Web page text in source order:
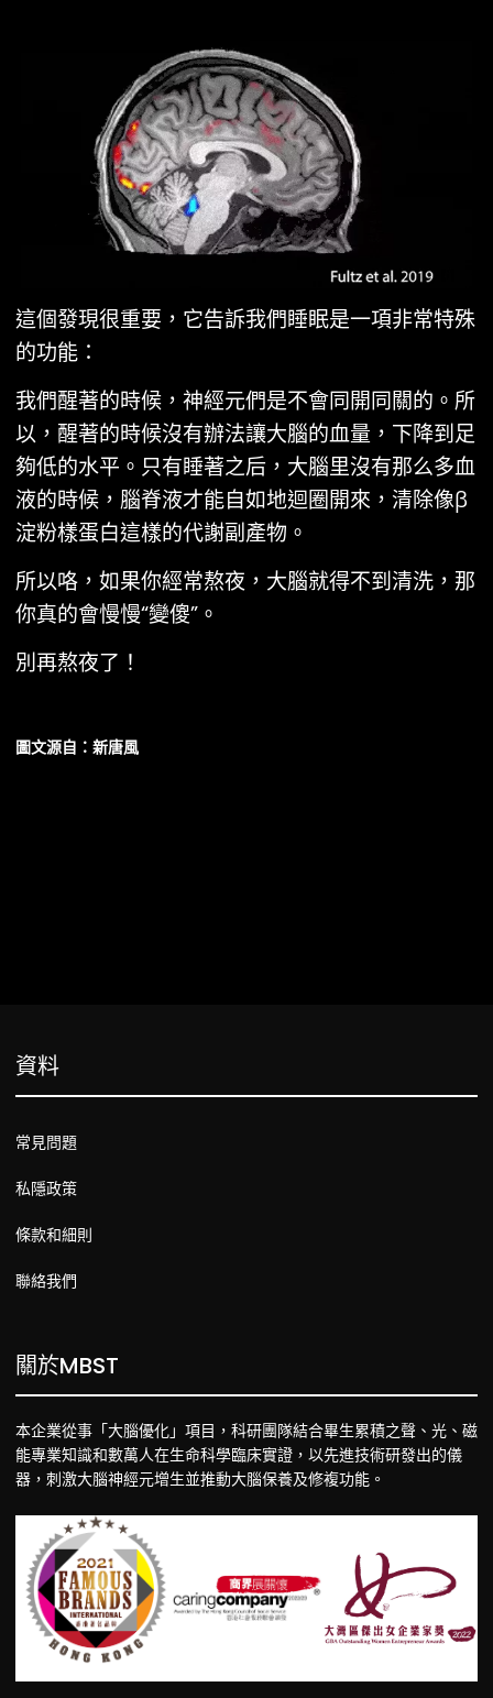
這個發現很重要，它告訴我們睡眠是一項非常特殊
的功能：
我們醒著的時候，神經元們是不會同開同關的。所
以，醒著的時候沒有辦法讓大腦的血量，下降到足
夠低的水平。只有睡著之后，大腦里沒有那么多血
液的時候，腦脊液才能自如地迴圈開來，清除像β
淀粉樣蛋白這樣的代謝副產物。
所以咯，如果你經常熬夜，大腦就得不到清洗，那
你真的會慢慢“變傻”。
別再熬夜了！
圖文源自：新唐風
資料
常見問題
私隱政策
條款和細則
聯絡我們
關於MBST
本企業從事「大腦優化」項目，科研團隊結合畢生累積之聲、光、磁
能專業知識和數萬人在生命科學臨床實證，以先進技術研發出的儀
器，刺激大腦神經元增生並推動大腦保養及修複功能。